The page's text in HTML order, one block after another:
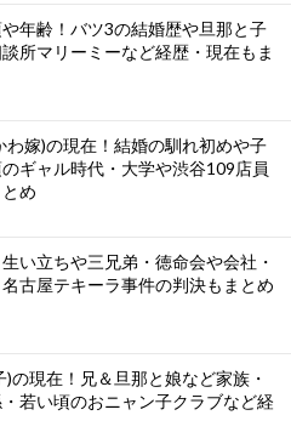
年齢！バツ3の結婚歴や旦那と子
所マリーミーなど経歴・現在もま
わ嫁)の現在！結婚の馴れ初めや子
ギャル時代・大学や渋谷109店員
め
い立ちや三兄弟・徳命会や会社・
古屋テキーラ事件の判決もまとめ
の現在！兄＆旦那と娘など家族・
若い頃のおニャン子クラブなど経